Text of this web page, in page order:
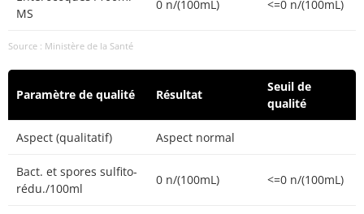
MS
0 n/(100mL) <=0 n/(100mL)
Source : Ministère de la Santé
Paramètre de qualité Résultat
Seuil de
qualité
Aspect (qualitatif) Aspect normal
Bact. et spores sulfito-
rédu./100ml
0 n/(100mL) <=0 n/(100mL)